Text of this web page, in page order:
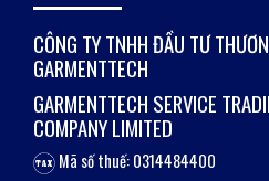
CÔNG TY TNHH ĐẦU TƯ
GARMENTTECH
GARMENTTECH SERVICE
COMPANY LIMITED
Mã số thuế: 0314484400